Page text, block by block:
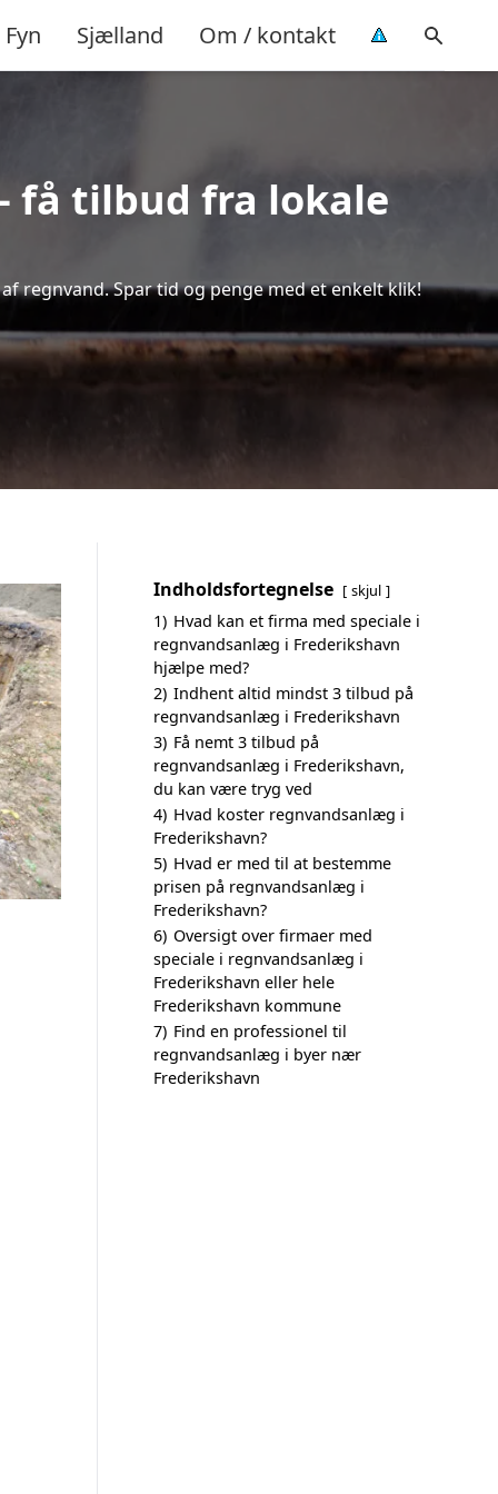
Fyn Sjælland Om / kontakt
få tilbud fra lokale
regnvand. Spar tid og penge med et enkelt klik!
Indholdsfortegnelse skjul
1) Hvad kan et firma med speciale i
regnvandsanlæg i Frederikshavn
hjælpe med?
2) Indhent altid mindst 3 tilbud på
regnvandsanlæg i Frederikshavn
3) Få nemt 3 tilbud på
regnvandsanlæg i Frederikshavn,
du kan være tryg ved
4) Hvad koster regnvandsanlæg i
Frederikshavn?
5) Hvad er med til at bestemme
prisen på regnvandsanlæg i
Frederikshavn?
6) Oversigt over firmaer med
speciale i regnvandsanlæg i
Frederikshavn eller hele
Frederikshavn kommune
7) Find en professionel til
regnvandsanlæg i byer nær
Frederikshavn